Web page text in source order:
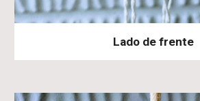
Lado de frente